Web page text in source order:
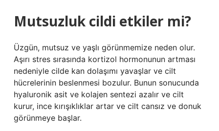
Mutsuzluk cildi etkiler mi?
Üzgün, mutsuz ve yaşlı görünmemize neden olur.
Aşırı stres sırasında kortizol hormonunun artması
nedeniyle cilde kan dolaşımı yavaşlar ve cilt
hücrelerinin beslenmesi bozulur. Bunun sonucunda
hyaluronik asit ve kolajen sentezi azalır ve cilt
kurur, ince kırışıklıklar artar ve cilt cansız ve donuk
görünmeye başlar.